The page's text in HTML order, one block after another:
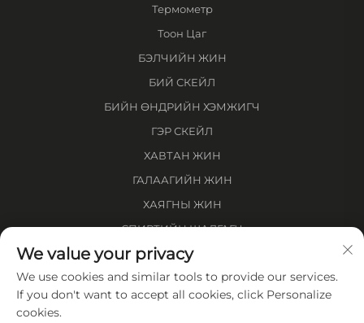
Термометр
Тоон Цаг
БЭЛЧИЙН ЖИН
БИЙ СКЕЙЛ
БИЙН ӨНДРИЙН ХЭМЖИГЧ
ГЭР СКЕЙЛ
ХАВТАН ЖИН
ГАЛААГИЙН ЖИН
ХАЯГНЫ ЖИН
СПИРТИЙН ШАЛГАГЧ
ЗАЙН ХЭМЖИГЧ
Компанийн тухай
We value your privacy
We use cookies and similar tools to provide our services.
If you don't want to accept all cookies, click Personalize
cookies.